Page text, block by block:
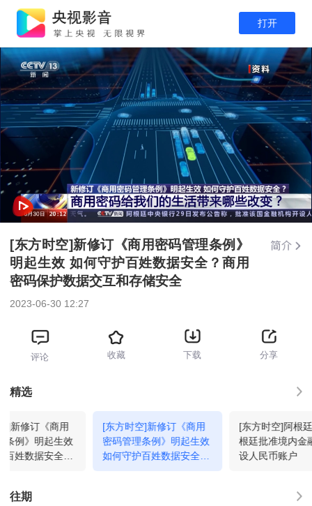
打开
[东方时空]新修订《商用密码管理条例》
明起生效 如何守护百姓数据安全？商用
密码保护数据交互和存储安全
2023-06-30 12:27
评论 收藏 下载 分享
精选
]新修订《商用
条例》明起生效
百姓数据安全？
[东方时空]新修订《商用
密码管理条例》明起生效
如何守护百姓数据安全？
商用密码保护数据交互和
[东方时空]阿根
根廷批准境内金
设人民币账户
往期
13:00
13:30 新闻调查 回看
新闻周刊